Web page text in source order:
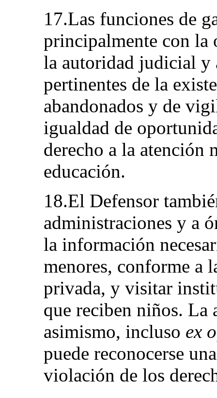
17.Las funciones de
principalmente con la
la autoridad judicial y
pertinentes de la
abandonados y de
igualdad de
derecho a la atención
educación.
18.El Defensor
administraciones y a
la información
menores, conforme a
privada, y visitar
que reciben niños. La
asimismo, incluso ex
puede reconocerse
violación de los